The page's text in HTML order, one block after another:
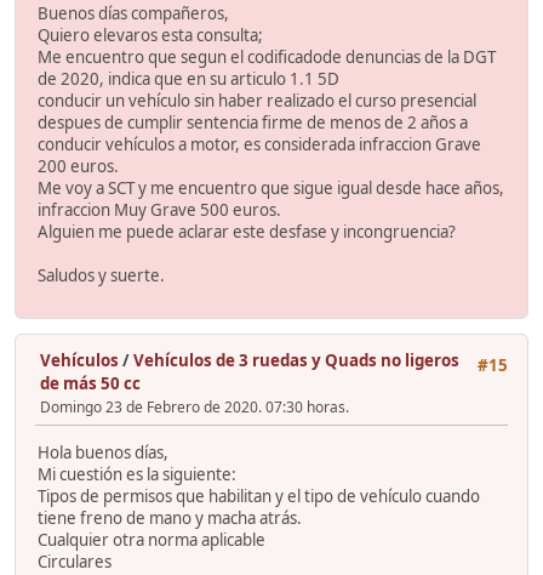
Buenos días compañeros,
Quiero elevaros esta consulta;
Me encuentro que segun el codificadode denuncias de la DGT
de 2020, indica que en su articulo 1.1 5D
conducir un vehículo sin haber realizado el curso presencial
despues de cumplir sentencia firme de menos de 2 años a
conducir vehículos a motor, es considerada infraccion Grave
200 euros.
Me voy a SCT y me encuentro que sigue igual desde hace años,
infraccion Muy Grave 500 euros.
Alguien me puede aclarar este desfase y incongruencia?
Saludos y suerte.
#15
Vehículos /Vehículos de 3 ruedas y Quads no ligeros
de más 50 cc
Domingo 23 de Febrero de 2020. 07:30 horas.
Hola buenos días,
Mi cuestión es la siguiente:
Tipos de permisos que habilitan y el tipo de vehículo cuando
tiene freno de mano y macha atrás.
Cualquier otra norma aplicable
Circulares